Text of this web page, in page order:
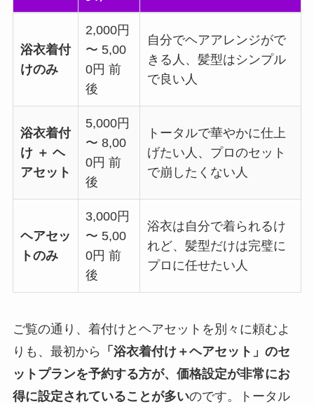
浴衣着付
けのみ
2,000円
〜 5,00
0円 前
後
自分でヘアアレンジがで
きる人、髪型はシンプル
で良い人
浴衣着付
け ＋ ヘ
アセット
5,000円
〜 8,00
0円 前
後
トータルで華やかに仕上
げたい人、プロのセット
で崩したくない人
ヘアセッ
トのみ
3,000円
〜 5,00
0円 前
後
浴衣は自分で着られるけ
れど、髪型だけは完璧に
プロに任せたい人
ご覧の通り、着付けとヘアセットを別々に頼むよ
りも、最初から
「浴衣着付け＋ヘアセット」のセ
ットプランを予約する方が、価格設定が非常にお
得に設定されていることが多いのです。トータル